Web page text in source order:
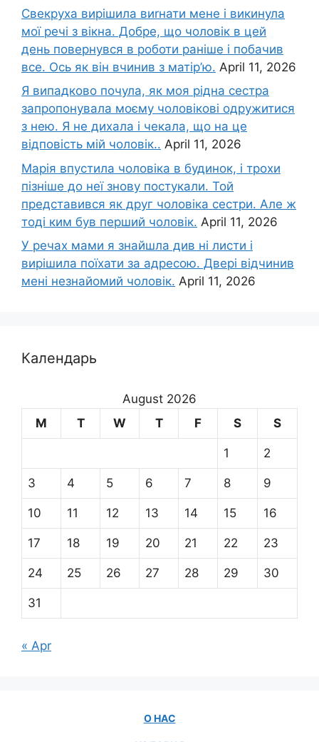
Свекруха вирішила виrнати мене і викинула
мої речі з вікна. Добре, що чоловік в цей
день повернувся в роботи раніше і побачив
все. Ось як він вчинив з матір’ю. April 11, 2026
Я випадково почула, як моя рідна сестра
запропонувала моєму чоловікові одружитися
з нею. Я не дихала і чекала, що на це
відповість мій чоловік.. April 11, 2026
Марія впустила чоловіка в будинок, і трохи
пізніше до неї знову постукали. Той
представився як друг чоловіка сестри. Але ж
тоді ким був перший чоловік. April 11, 2026
У речах мами я знайшла див ні листи і
вирішила поїхати за адресою. Двері відчинив
мені незнайомий чоловік. April 11, 2026
Календарь
August 2026
M
T W T F S S
1 2
3 4 5 6 7 8 9
10 11 12 13 14 15 16
17 18 19 20 21 22 23
24 25 26 27 28 29 30
31
« Apr
О НАС